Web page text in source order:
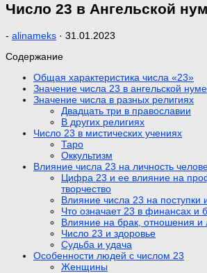
Число 23 в Ангельской
- alinameks · 31.01.2023
Содержание
Общая характеристика числа «23»
Значение числа 23 в ангельской
Значение числа в разных религиях
Двадцать три в православии
В других религиях
Число 23 в мистических учениях
Таро
Оккультизм
Влияние числа 23 на личность
Цифра 23 и ее влияние на
творчество
Влияние числа 23 на поступки
Что означает 23 в финансах и
Влияние на брак, отношения и
Число 23 и здоровье
Судьба и удача
Особенности людей с числом 23
Женщины